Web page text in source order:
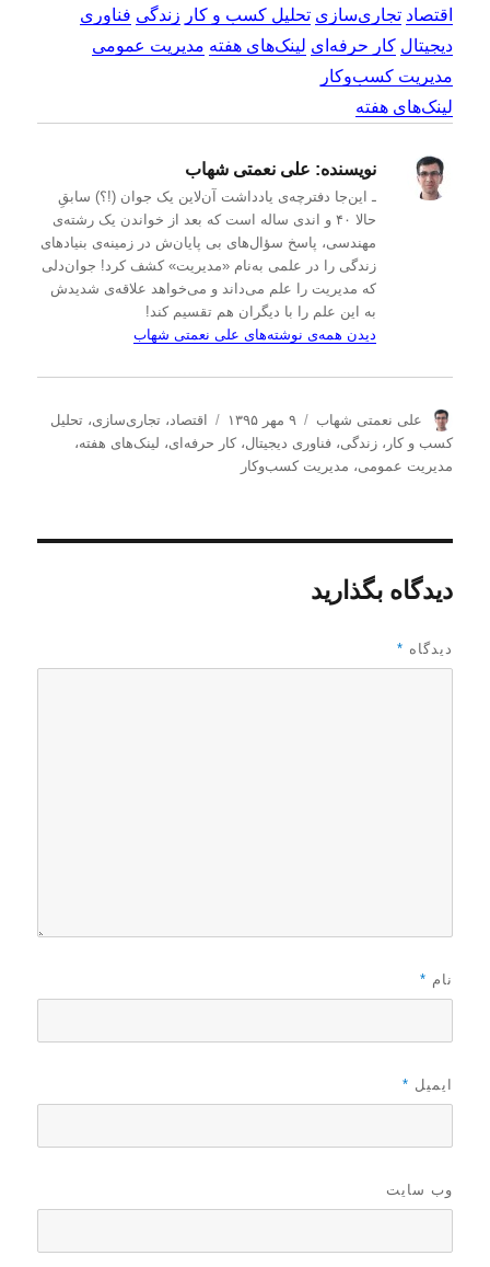
اقتصاد تجاری‌سازی تحلیل کسب و کار زندگی فناوری
دیجیتال کار حرفه‌ای لینک‌های هفته مدیریت عمومی
مدیریت کسب‌و‌کار
لینک‌های هفته
نویسنده: علی نعمتی شهاب
ـ این‌جا دفترچه‌ی یادداشت‌ آن‌لاین یک جوان (!؟) سابقِ
حالا ۴۰ و اندی ساله است که بعد از خواندن یک رشته‌ی
مهندسی، پاسخ سؤال‌های بی پایان‌ش در زمینه‌ی بنیادهای
زندگی را در علمی به‌نام «مدیریت» کشف کرد! جوان‌دلی
که مدیریت را علم می‌داند و می‌خواهد علاقه‌ی شدیدش
به این علم را با دیگران هم تقسیم کند!
دیدن همه‌ی نوشته‌های علی نعمتی شهاب
ن
و
ی
علی نعمتی شهاب
ا
ر
س
۹ مهر ۱۳۹۵
د
س
اقتصاد ،تجاری‌سازی،تحلیل
كسب و كار ،زندگی،فناوری دیجیتال،کار حرفه‌ای، لینک‌های هفته،
مدیریت عمومی، مدیریت كسب‌و‌كار
دیدگاه بگذارید
دیدگاه *
نام *
ایمیل *
وب‌ سایت